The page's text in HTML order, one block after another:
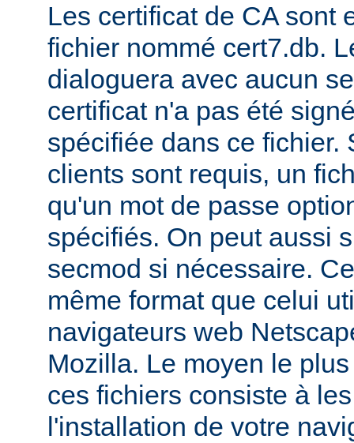
Les certificat de CA sont
fichier nommé cert7.db.
dialoguera avec aucun
certificat n'a pas été
spécifiée dans ce fichier.
clients sont requis, un
qu'un mot de passe
spécifiés. On peut aussi
secmod si nécessaire.
même format que celui
navigateurs web
Mozilla. Le moyen le
ces fichiers consiste à
l'installation de votre